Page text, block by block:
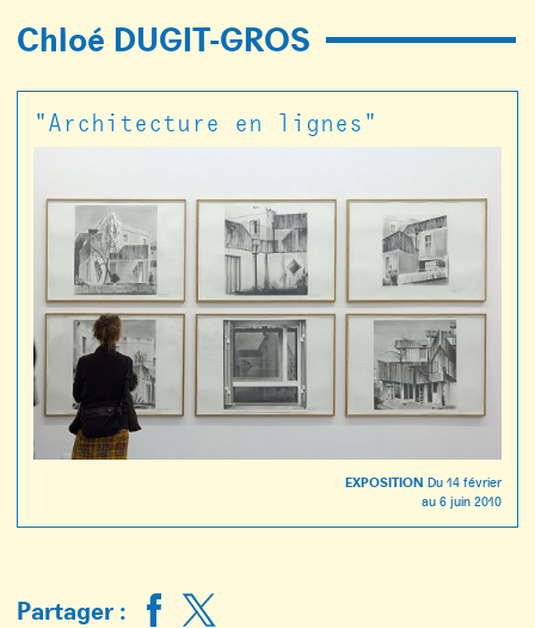
Chloé DUGIT-GROS
"Architecture en lignes"
EXPOSITION Du 14 février
au 6 juin 2010
Partager :